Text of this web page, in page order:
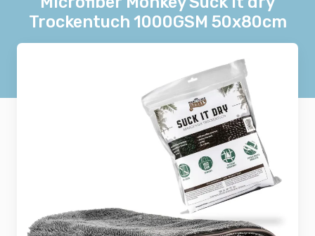
Trockentuch 1000GSM 50x80cm